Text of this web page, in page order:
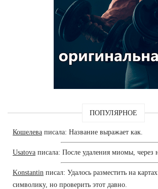
ПОПУЛЯРНОЕ
Кошелева писала: Название выражает как.
Usatova писала: После удаления миомы, через
Konstantin писал: Удалось разместить на
символику, но проверить этот давно.